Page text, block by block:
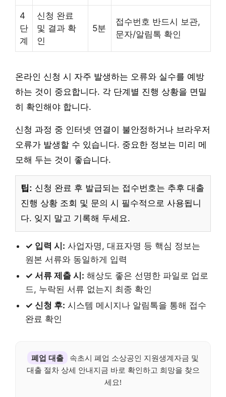
4
단
계
신청 완료
및 결과 확
인
5분
접수번호 반드시 보관,
문자/알림톡 확인
온라인 신청 시 자주 발생하는 오류와 실수를 예방
하는 것이 중요합니다. 각 단계별 진행 상황을 면밀
히 확인해야 합니다.
신청 과정 중 인터넷 연결이 불안정하거나 브라우저
오류가 발생할 수 있습니다. 중요한 정보는 미리 메
모해 두는 것이 좋습니다.
팁: 신청 완료 후 발급되는 접수번호는 추후 대출
진행 상황 조회 및 문의 시 필수적으로 사용됩니
다. 잊지 말고 기록해 두세요.
✓ 입력 시: 사업자명, 대표자명 등 핵심 정보는
원본 서류와 동일하게 입력
✓ 서류 제출 시: 해상도 좋은 선명한 파일로 업로
드, 누락된 서류 없는지 최종 확인
✓ 신청 후: 시스템 메시지나 알림톡을 통해 접수
완료 확인
폐업 대출
속초시 폐업 소상공인 지원생계자금 및
대출 절차 상세 안내지금 바로 확인하고 희망을 찾으
세요!